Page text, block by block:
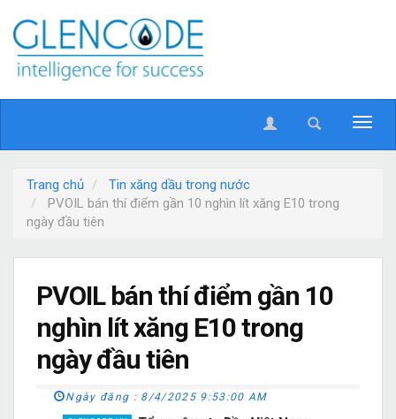
Trang chủ
Tin xăng dầu trong nước
PVOIL bán thí điểm gần 10 nghìn lít xăng E10 trong
ngày đầu tiên
PVOIL bán thí điểm gần 10
nghìn lít xăng E10 trong
ngày đầu tiên
Ngày đăng : 8/4/2025 9:53:00 AM